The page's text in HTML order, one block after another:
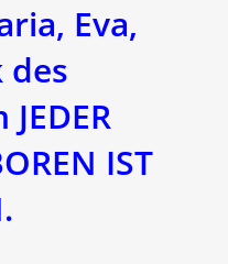
Eva,
des
IST